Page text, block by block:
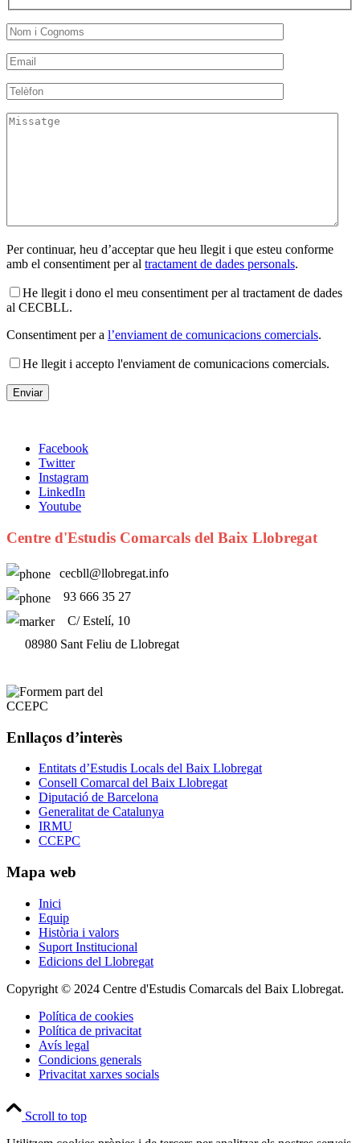
Per continuar, heu d’acceptar que heu llegit i que esteu conforme
amb el consentiment per al tractament de dades personals.
He llegit i dono el meu consentiment per al tractament de dades
al CECBLL.
Consentiment per a l’enviament de comunicacions comercials.
He llegit i accepto l'enviament de comunicacions comercials.
Facebook
Twitter
Instagram
LinkedIn
Youtube
Centre d'Estudis Comarcals del Baix Llobregat
cecbll@llobregat.info
93 666 35 27
C/ Estelí, 10
08980 Sant Feliu de Llobregat
Enllaços d’interès
Entitats d’Estudis Locals del Baix Llobregat
Consell Comarcal del Baix Llobregat
Diputació de Barcelona
Generalitat de Catalunya
IRMU
CCEPC
Mapa web
Inici
Equip
Història i valors
Suport Institucional
Edicions del Llobregat
Copyright © 2024 Centre d'Estudis Comarcals del Baix Llobregat.
Política de cookies
Política de privacitat
Avís legal
Condicions generals
Privacitat xarxes socials
Scroll to top